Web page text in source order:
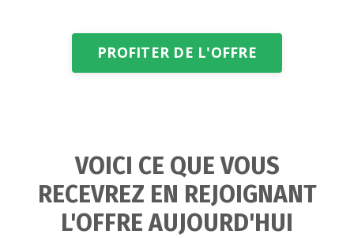
PROFITER DE L'OFFRE
VOICI CE QUE VOUS
RECEVREZ EN REJOIGNANT
L'OFFRE AUJOURD'HUI